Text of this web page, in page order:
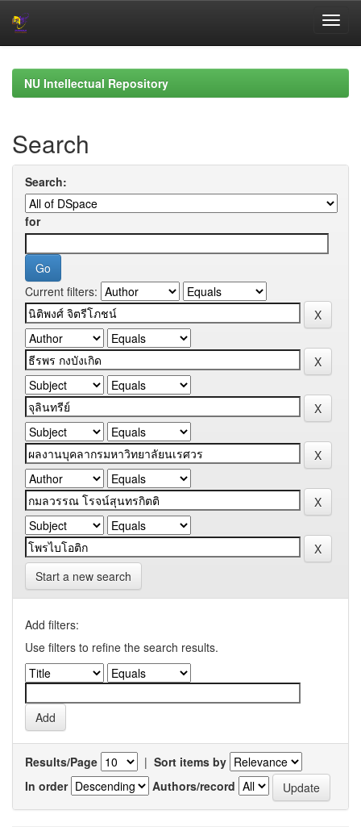
navigationNU Intellectual Repository
Search
Search:
for
Current filters:
Start a new search
Add filters:
Use filters to refine the search results.
Results/Page | Sort items by
In order
Authors/record